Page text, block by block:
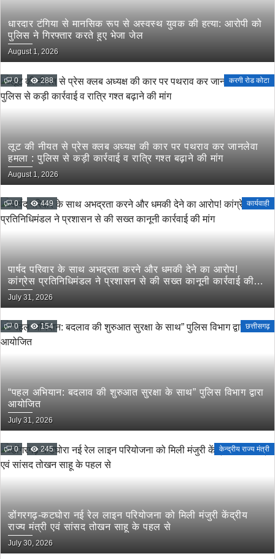
धारदार टंगिया से मानसिक रूप से अस्वस्थ युवक की हत्या: आरोपी को
पुलिस ने गिरफ्तार करते हुए भेजा जेल
August 1, 2026
0 288 करगी रोड कोटा
लूट की नीयत से प्रेस क्लब अध्यक्ष की कार पर पथराव कर जानलेवा
हमला : पुलिस से कड़ी कार्रवाई व रात्रि गश्त बढ़ाने की मांग
August 1, 2026
0 449 कार्यवाही
पार्षद परिवार के साथ अभद्रता करने और धमकी देने का आरोप!
कांग्रेस प्रतिनिधिमंडल ने प्रशासन से की सख्त कानूनी कार्रवाई की
मांग
July 31, 2026
0 154 छत्तीसगढ़
“पहल अभियान: बदलाव की शुरुआत सुरक्षा के साथ” पुलिस विभाग द्वारा
आयोजित
July 31, 2026
0 245 केन्द्रीय राज्य मंत्री
डोंगरगढ़-कटघोरा नई रेल लाइन परियोजना को मिली मंजुरी केंद्रीय
राज्य मंत्री एवं सांसद तोखन साहू के पहल से
July 30, 2026